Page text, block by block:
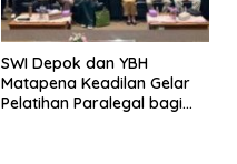
SWI Depok dan YBH
Matapena Keadilan Gelar
Pelatihan Paralegal bagi